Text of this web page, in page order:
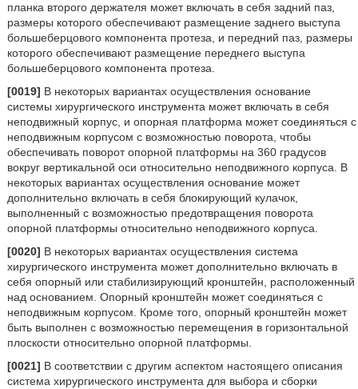
планка второго держателя может включать в себя задний паз,
размеры которого обеспечивают размещение заднего выступа
большеберцового компонента протеза, и передний паз, размеры
которого обеспечивают размещение переднего выступа
большеберцового компонента протеза.
[0019] В некоторых вариантах осуществления основание
системы хирургического инструмента может включать в себя
неподвижный корпус, и опорная платформа может соединяться с
неподвижным корпусом с возможностью поворота, чтобы
обеспечивать поворот опорной платформы на 360 градусов
вокруг вертикальной оси относительно неподвижного корпуса. В
некоторых вариантах осуществления основание может
дополнительно включать в себя блокирующий кулачок,
выполненный с возможностью предотвращения поворота
опорной платформы относительно неподвижного корпуса.
[0020] В некоторых вариантах осуществления система
хирургического инструмента может дополнительно включать в
себя опорный или стабилизирующий кронштейн, расположенный
над основанием. Опорный кронштейн может соединяться с
неподвижным корпусом. Кроме того, опорный кронштейн может
быть выполнен с возможностью перемещения в горизонтальной
плоскости относительно опорной платформы.
[0021] В соответствии с другим аспектом настоящего описания
система хирургического инструмента для выбора и сборки